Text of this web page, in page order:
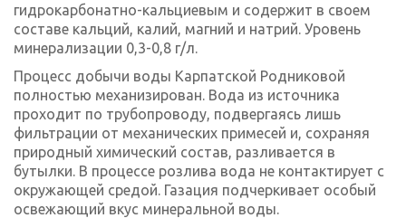
гидрокарбонатно-кальциевым и содержит в своем
составе кальций, калий, магний и натрий. Уровень
минерализации 0,3-0,8 г/л.
Процесс добычи воды Карпатской Родниковой
полностью механизирован. Вода из источника
проходит по трубопроводу, подвергаясь лишь
фильтрации от механических примесей и, сохраняя
природный химический состав, разливается в
бутылки. В процессе розлива вода не контактирует с
окружающей средой. Газация подчеркивает особый
освежающий вкус минеральной воды.